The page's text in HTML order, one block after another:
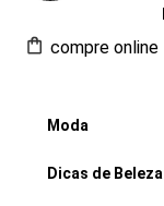
compre online
Moda
Dicas de Beleza